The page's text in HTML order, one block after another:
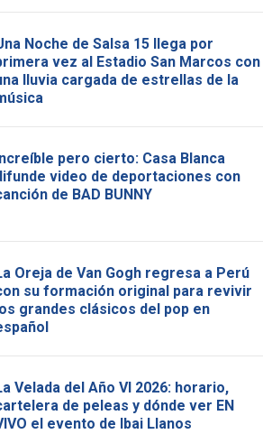
Noche de Salsa 15 llega por
vez al Estadio San Marcos con
lluvia cargada de estrellas de la
Increíble pero cierto: Casa Blanca
video de deportaciones con
de BAD BUNNY
Oreja de Van Gogh regresa a Perú
su formación original para revivir
los grandes clásicos del pop en
Velada del Año VI 2026: horario,
de peleas y dónde ver EN
el evento de Ibai Llanos